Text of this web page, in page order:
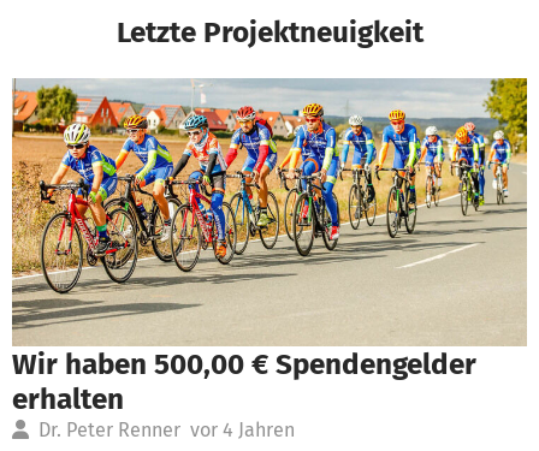
Letzte Projektneuigkeit
Wir haben 500,00 € Spendengelder
erhalten
Dr. Peter Renner vor 4 Jahren